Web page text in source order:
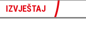
IZVJEŠTAJ